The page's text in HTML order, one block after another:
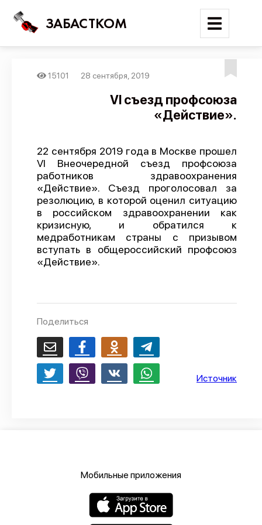
ЗАБАСТКОМ
Карта событий
Трудовые конфликты
Отчеты
Предложить публикацию
Справочник
API
15101 28 сентября, 2019
VI съезд профсоюза
«Действие».
22 сентября 2019 года в Москве прошел
VI Внеочередной съезд профсоюза
работников здравоохранения
«Действие». Съезд проголосовал за
резолюцию, в которой оценил ситуацию
в российском здравоохранении как
кризисную, и обратился к
медработникам страны с призывом
вступать в общероссийский профсоюз
«Действие».
Поделиться
Источник
Мобильные приложения